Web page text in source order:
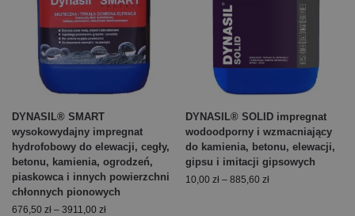
DYNASIL® SMART
wysokowydajny impregnat
hydrofobowy do elewacji, cegły,
betonu, kamienia, ogrodzeń,
piaskowca i innych powierzchni
chłonnych pionowych
676,50 zł – 3911,00 zł
DYNASIL® SOLID impregnat
wodoodporny i wzmacniający
do kamienia, betonu, elewacji,
gipsu i imitacji gipsowych
10,00 zł – 885,60 zł